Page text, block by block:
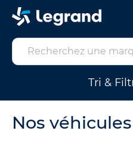
Tri &
Nos